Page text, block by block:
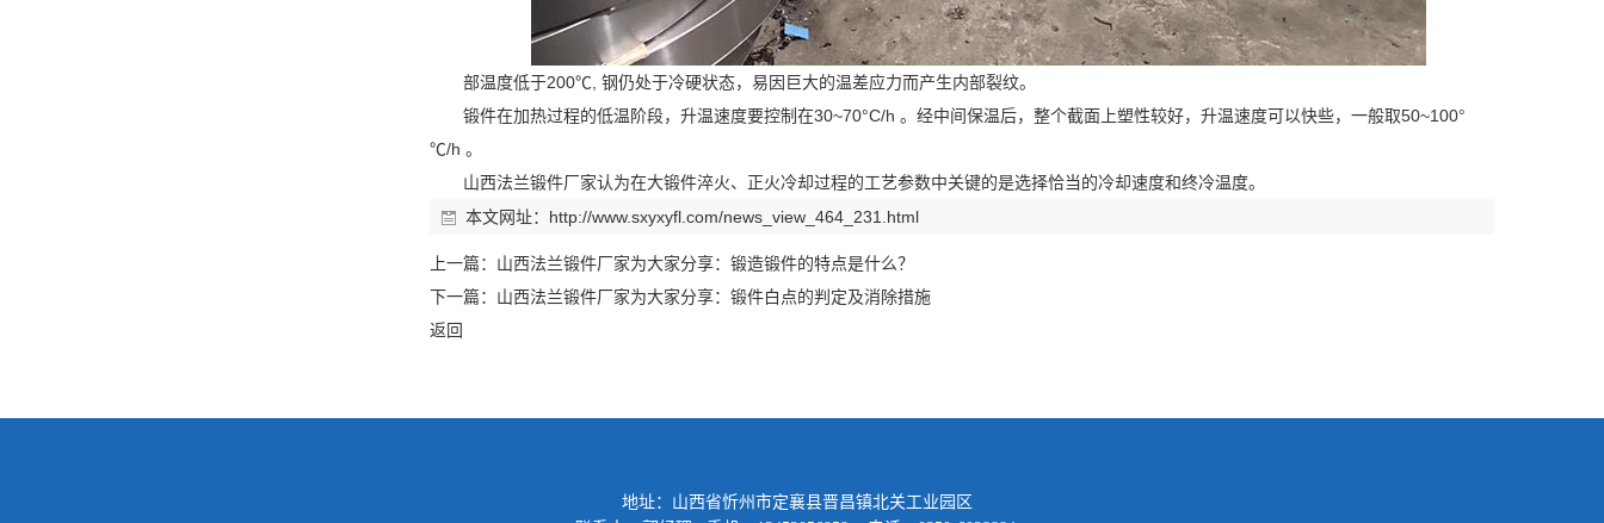
部温度低于200℃, 钢仍处于冷硬状态，易因巨大的温差应力而产生内部裂纹。
锻件在加热过程的低温阶段，升温速度要控制在30~70°C/h 。经中间保温后，整个截面上塑性较好，升温速度可以快些，一般取50~100°
℃/h 。
山西法兰锻件厂家认为在大锻件淬火、正火冷却过程的工艺参数中关键的是选择恰当的冷却速度和终冷温度。
本文网址： http://www.sxyxyfl.com/news_view_464_231.html
上一篇： 山西法兰锻件厂家为大家分享：锻造锻件的特点是什么？
下一篇： 山西法兰锻件厂家为大家分享：锻件白点的判定及消除措施
返回
地址：山西省忻州市定襄县晋昌镇北关工业园区